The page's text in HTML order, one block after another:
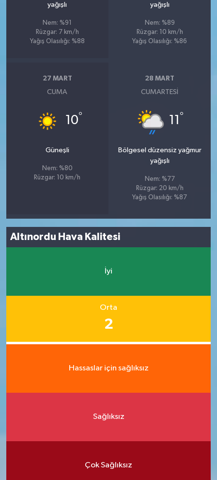
yağışlı
Nem: %91
Rüzgar: 7 km/h
Yağış Olasılığı: %88
yağışlı
Nem: %89
Rüzgar: 10 km/h
Yağış Olasılığı: %86
27 MART
CUMA
10°
Güneşli
Nem: %80
Rüzgar: 10 km/h
28 MART
CUMARTESI
11 °
Bölgesel düzensiz yağmur
yağışlı
Nem: %77
Rüzgar: 20 km/h
Yağış Olasılığı: %87
Altınordu Hava Kalitesi
İyi
Orta
2
Hassaslar için sağlıksız
Sağlıksız
Çok Sağlıksız